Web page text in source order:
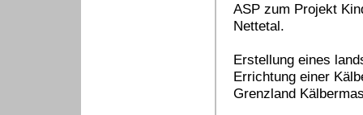
ASP zum Projekt
Nettetal.
Erstellung eines
Errichtung einer
Grenzland